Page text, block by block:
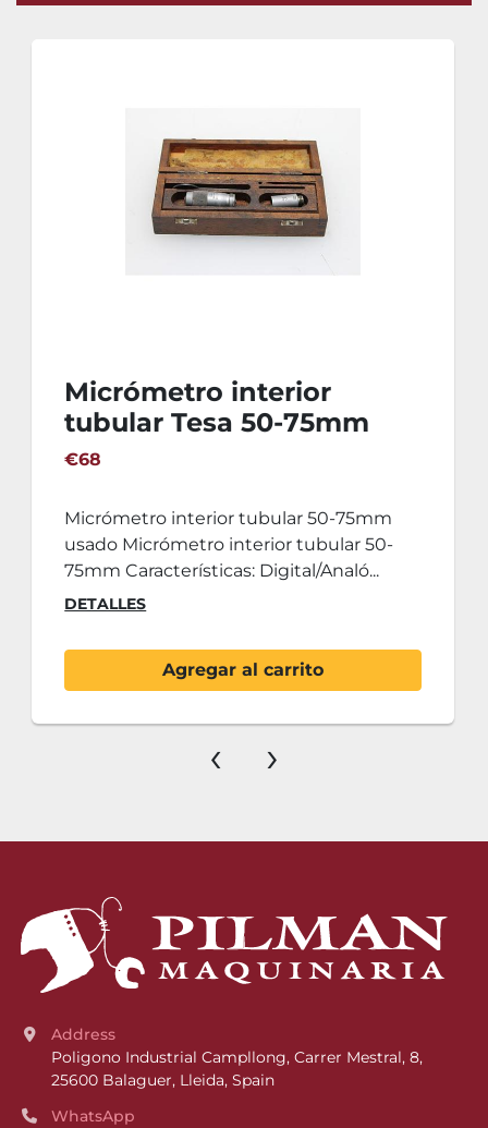
Micrómetro interior
tubular Tesa 50-75mm
€68
Micrómetro interior tubular 50-75mm
usado Micrómetro interior tubular 50-
75mm Características: Digital/Analó...
DETALLES
Agregar al carrito
‹ ›
Address
Poligono Industrial Campllong, Carrer Mestral, 8,
25600 Balaguer, Lleida, Spain
WhatsApp